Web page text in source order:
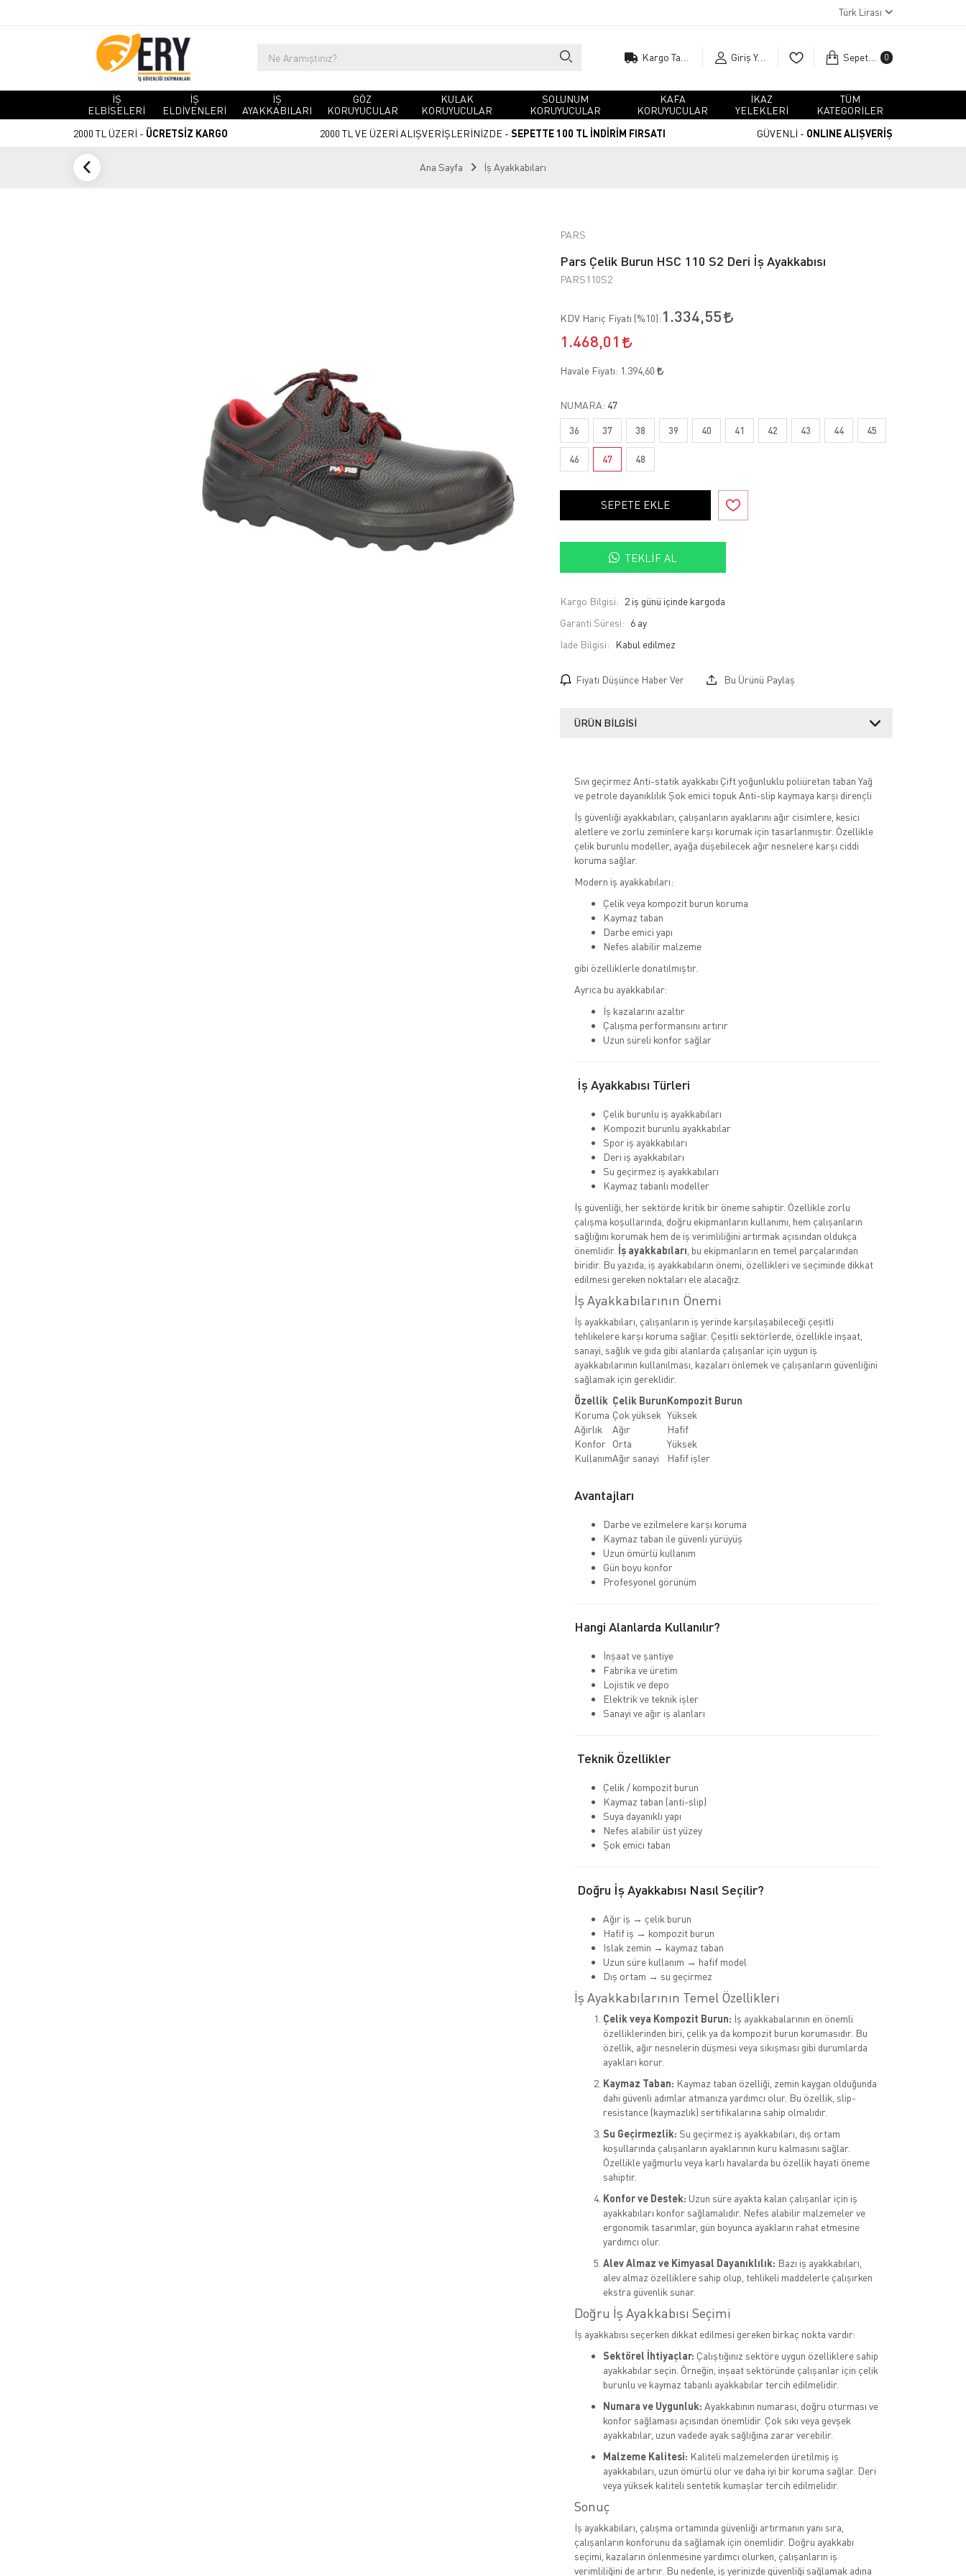
Türk Lirası
Giriş Yap Sepetim 0
İŞ
ELBİSELERİ
İŞ
ELDİVENLERİ
İŞ
AYAKKABILARI
GÖZ
KORUYUCULAR
KULAK
KORUYUCULAR
SOLUNUM
KORUYUCULAR
KAFA
KORUYUCULAR
İKAZ
YELEKLERİ
TÜM
KATEGORİLER
2000 TL ÜZERİ - ÜCRETSİZ KARGO 2000 TL VE ÜZERİ ALIŞVERİŞLERİNİZDE - SEPETTE 100 TL İNDİRİM FIRSATI GÜVENLİ - ONLINE ALIŞVERİŞ
Ana Sayfa İş Ayakkabıları
PARS
Pars Çelik Burun HSC 110 S2 Deri İş Ayakkabısı
PARS110S2
KDV Hariç Fiyatı (%10): 1.334,55
1.468,01
Havale Fiyatı: 1.394,60
NUMARA: 47
36 37 38 39 40 41 42 43 44 45
46 47 48
SEPETE EKLE
TEKLIF AL
Kargo Bilgisi: 2 iş günü içinde kargoda
Garanti Süresi: 6 ay
İade Bilgisi:
Fiyatı Düşünce Haber Ver Bu Ürünü Paylaş
ÜRÜN BILGISI
Sıvı geçirmez Anti-statik ayakkabı Çift yoğunluklu poliüretan taban Yağ
ve petrole dayanıklılık Şok emici topuk Anti-slip kaymaya karşı dirençli
İş güvenliği ayakkabıları, çalışanların ayaklarını ağır cisimlere, kesici
aletlere ve zorlu zeminlere karşı korumak için tasarlanmıştır. Özellikle
çelik burunlu modeller, ayağa düşebilecek ağır nesnelere karşı ciddi
koruma sağlar.
Modern iş ayakkabıları:
Çelik veya kompozit burun koruma
Kaymaz taban
Darbe emici yapı
Nefes alabilir malzeme
gibi özelliklerle donatılmıştır.
Ayrıca bu ayakkabılar:
İş kazalarını azaltır
Çalışma performansını artırır
Uzun süreli konfor sağlar
İş Ayakkabısı Türleri
Çelik burunlu iş ayakkabıları
Kompozit burunlu ayakkabılar
Spor iş ayakkabıları
Deri iş ayakkabıları
Su geçirmez iş ayakkabıları
Kaymaz tabanlı modeller
İş güvenliği, her sektörde kritik bir öneme sahiptir. Özellikle zorlu
çalışma koşullarında, doğru ekipmanların kullanımı, hem çalışanların
sağlığını korumak hem de iş verimliliğini artırmak açısından oldukça
önemlidir. İş ayakkabıları , bu ekipmanların en temel parçalarından
biridir. Bu yazıda, iş ayakkabıların önemi, özellikleri ve seçiminde dikkat
edilmesi gereken noktaları ele alacağız.
İş Ayakkabılarının Önemi
İş ayakkabıları, çalışanların iş yerinde karşılaşabileceği çeşitli
tehlikelere karşı koruma sağlar. Çeşitli sektörlerde, özellikle inşaat,
sanayi, sağlık ve gıda gibi alanlarda çalışanlar için uygun iş
ayakkabılarının kullanılması, kazaları önlemek ve çalışanların güvenliğini
sağlamak için gereklidir.
Özellik Çelik BurunKompozit Burun
Koruma Çok yüksek Yüksek
Ağırlık
Ağır
Hafif
Konfor
Orta
Yüksek
KullanımAğır sanayi Hafif işler
Avantajları
Darbe ve ezilmelere karşı koruma
Kaymaz taban ile güvenli yürüyüş
Uzun ömürlü kullanım
Gün boyu konfor
Profesyonel görünüm
Hangi Alanlarda Kullanılır?
İnşaat ve şantiye
Fabrika ve üretim
Lojistik ve depo
Elektrik ve teknik işler
Sanayi ve ağır iş alanları
Teknik Özellikler
Çelik / kompozit burun
Kaymaz taban (anti-slip)
Suya dayanıklı yapı
Nefes alabilir üst yüzey
Şok emici taban
Doğru İş Ayakkabısı Nasıl Seçilir?
Ağır iş → çelik burun
Hafif iş → kompozit burun
Islak zemin → kaymaz taban
Uzun süre kullanım → hafif model
Dış ortam → su geçirmez
İş Ayakkabılarının Temel Özellikleri
Çelik veya Kompozit Burun: İş ayakkabalarının en önemli
özelliklerinden biri, çelik ya da kompozit burun korumasıdır. Bu
özellik, ağır nesnelerin düşmesi veya sıkışması gibi durumlarda
ayakları korur.
Kaymaz Taban: Kaymaz taban özelliği, zemin kaygan olduğunda
dahi güvenli adımlar atmanıza yardımcı olur. Bu özellik, slip-
resistance (kaymazlık) sertifikalarına sahip olmalıdır.
Su Geçirmezlik: Su geçirmez iş ayakkabıları, dış ortam
koşullarında çalışanların ayaklarının kuru kalmasını sağlar.
Özellikle yağmurlu veya karlı havalarda bu özellik hayati öneme
sahiptir.
Konfor ve Destek: Uzun süre ayakta kalan çalışanlar için iş
ayakkabıları konfor sağlamalıdır. Nefes alabilir malzemeler ve
ergonomik tasarımlar, gün boyunca ayakların rahat etmesine
yardımcı olur.
Alev Almaz ve Kimyasal Dayanıklılık: Bazı iş ayakkabıları,
alev almaz özelliklere sahip olup, tehlikeli maddelerle çalışırken
ekstra güvenlik sunar.
Doğru İş Ayakkabısı Seçimi
İş ayakkabısı seçerken dikkat edilmesi gereken birkaç nokta vardır:
Sektörel İhtiyaçlar: Çalıştığınız sektöre uygun özelliklere sahip
ayakkabılar seçin. Örneğin, inşaat sektöründe çalışanlar için çelik
burunlu ve kaymaz tabanlı ayakkabılar tercih edilmelidir.
Numara ve Uygunluk: Ayakkabının numarası, doğru oturması ve
konfor sağlaması açısından önemlidir. Çok sıkı veya gevşek
ayakkabılar, uzun vadede ayak sağlığına zarar verebilir.
Malzeme Kalitesi: Kaliteli malzemelerden üretilmiş iş
ayakkabıları, uzun ömürlü olur ve daha iyi bir koruma sağlar. Deri
veya yüksek kaliteli sentetik kumaşlar tercih edilmelidir.
Sonuç
İş ayakkabıları, çalışma ortamında güvenliği artırmanın yanı sıra,
çalışanların konforunu da sağlamak için önemlidir. Doğru ayakkabı
seçimi, kazaların önlenmesine yardımcı olurken, çalışanların iş
verimliliğini de artırır. Bu nedenle, iş yerinizde güvenliği sağlamak adına